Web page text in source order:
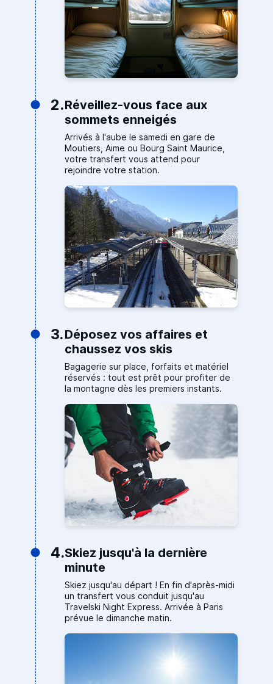
2.Réveillez-vous face aux
sommets enneigés
Arrivés à l'aube le samedi en gare de
Moutiers, Aime ou Bourg Saint Maurice,
votre transfert vous attend pour
rejoindre votre station.
3.Déposez vos affaires et
chaussez vos skis
Bagagerie sur place, forfaits et matériel
réservés : tout est prêt pour profiter de
la montagne dès les premiers instants.
4.Skiez jusqu'à la dernière
minute
Skiez jusqu'au départ ! En fin d'après-midi
un transfert vous conduit jusqu'au
Travelski Night Express. Arrivée à Paris
prévue le dimanche matin.